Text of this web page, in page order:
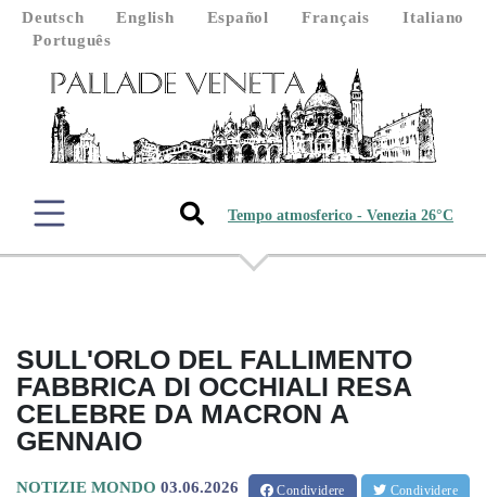
Deutsch English Español Français
Italiano
Português
Tempo atmosferico - Venezia 26°C
SULL'ORLO DEL FALLIMENTO
FABBRICA DI OCCHIALI RESA
CELEBRE DA MACRON A
GENNAIO
NOTIZIE MONDO 03.06.2026 Condividere Condividere